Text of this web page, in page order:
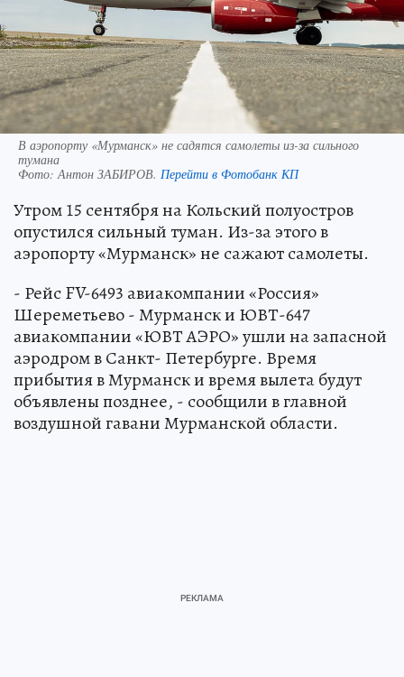
В аэропорту «Мурманск» не садятся самолеты из-за сильного
тумана
Фото:Антон ЗАБИРОВ. Перейти в Фотобанк КП
Утром 15 сентября на Кольский полуостров
опустился сильный туман. Из-за этого в
аэропорту «Мурманск» не сажают самолеты.
- Рейс FV-6493 авиакомпании «Россия»
Шереметьево - Мурманск и ЮВТ-647
авиакомпании «ЮВТ АЭРО» ушли на запасной
аэродром в Санкт- Петербурге. Время
прибытия в Мурманск и время вылета будут
объявлены позднее, - сообщили в главной
воздушной гавани Мурманской области.